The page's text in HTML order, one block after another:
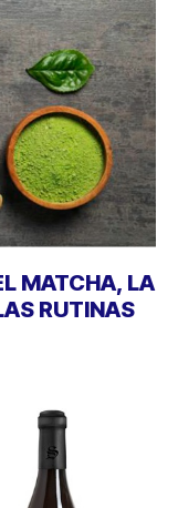
MATCHA, LA
RUTINAS